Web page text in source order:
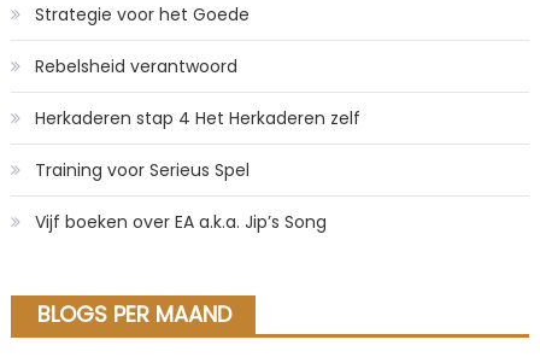
Strategie voor het Goede
Rebelsheid verantwoord
Herkaderen stap 4 Het Herkaderen zelf
Training voor Serieus Spel
Vijf boeken over EA a.k.a. Jip’s Song
BLOGS PER MAAND